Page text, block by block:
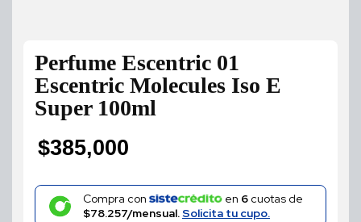
Perfume Escentric 01
Escentric Molecules Iso E
Super 100ml
$385,000
Compra con en 6cuotas de
$78.257/mensual.Solicita tu cupo.